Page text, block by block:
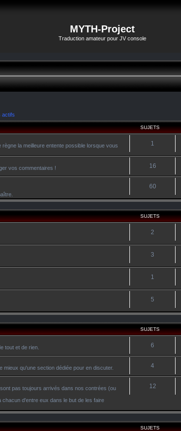
MYTH-Project
Traduction amateur pour JV console
actifs
SUJETS
la meilleure entente possible lorsque vous
1
vos commentaires ! 16
60
SUJETS
2
3
1
5
SUJETS
tout et de rien. 6
qu'une section dédiée pour en discuter. 4
pas toujours arrivés dans nos contrées (ou
d'entre eux dans le but de les faire
12
SUJETS